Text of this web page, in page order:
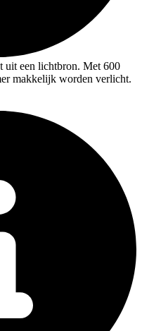
uit een lichtbron. Met 600
makkelijk worden verlicht.